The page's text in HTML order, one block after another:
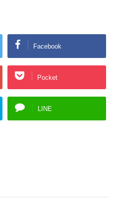
Facebook
Pocket
LINE